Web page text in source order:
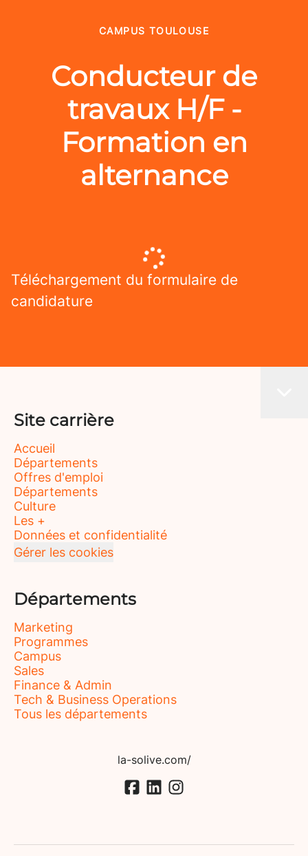
CAMPUS TOULOUSE
Conducteur de
travaux H/F -
Formation en
alternance
Téléchargement du formulaire de
candidature
Site carrière
Accueil
Départements
Offres d'emploi
Départements
Culture
Les +
Données et confidentialité
Gérer les cookies
Départements
Marketing
Programmes
Campus
Sales
Finance & Admin
Tech & Business Operations
Tous les départements
la-solive.com/